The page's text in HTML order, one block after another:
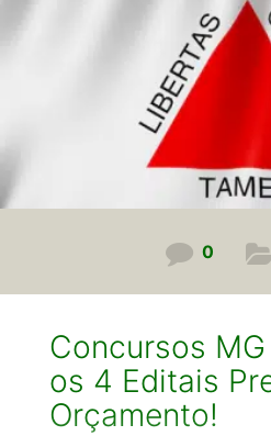
falar pra você agora os
oferecidos no próximo
0
Concursos
os 4 Editais
Orçamento!